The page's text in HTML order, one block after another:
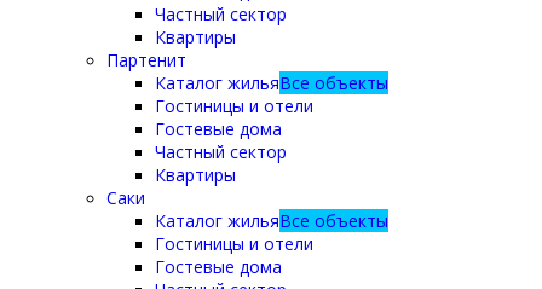
Частный сектор
Квартиры
Партенит
Каталог жильяВсе объекты
Гостиницы и отели
Гостевые дома
Частный сектор
Квартиры
Саки
Каталог жильяВсе объекты
Гостиницы и отели
Гостевые дома